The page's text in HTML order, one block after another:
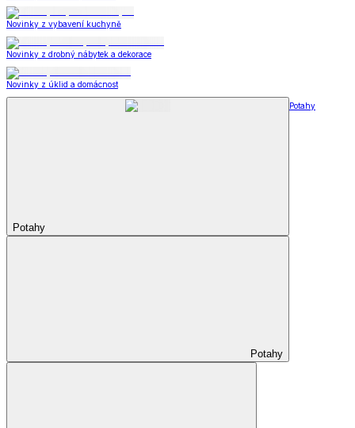
Novinky z vybavení kuchyně
Novinky z drobný nábytek a dekorace
Novinky z úklid a domácnost
Potahy
Potahy
Potahy